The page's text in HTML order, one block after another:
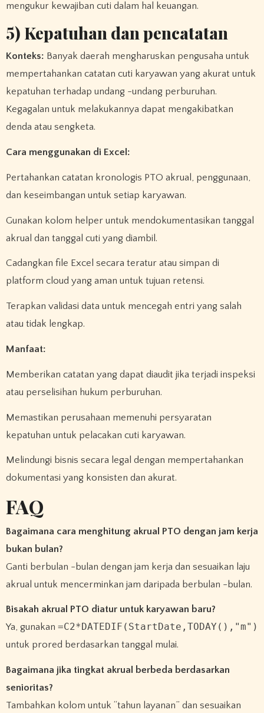
mengukur kewajiban cuti dalam hal keuangan.
5) Kepatuhan dan pencatatan
Konteks: Banyak daerah mengharuskan pengusaha untuk
mempertahankan catatan cuti karyawan yang akurat untuk
kepatuhan terhadap undang -undang perburuhan.
Kegagalan untuk melakukannya dapat mengakibatkan
denda atau sengketa.
Cara menggunakan di Excel:
Pertahankan catatan kronologis PTO akrual, penggunaan,
dan keseimbangan untuk setiap karyawan.
Gunakan kolom helper untuk mendokumentasikan tanggal
akrual dan tanggal cuti yang diambil.
Cadangkan file Excel secara teratur atau simpan di
platform cloud yang aman untuk tujuan retensi.
Terapkan validasi data untuk mencegah entri yang salah
atau tidak lengkap.
Manfaat:
Memberikan catatan yang dapat diaudit jika terjadi inspeksi
atau perselisihan hukum perburuhan.
Memastikan perusahaan memenuhi persyaratan
kepatuhan untuk pelacakan cuti karyawan.
Melindungi bisnis secara legal dengan mempertahankan
dokumentasi yang konsisten dan akurat.
FAQ
Bagaimana cara menghitung akrual PTO dengan jam kerja
bukan bulan?
Ganti berbulan -bulan dengan jam kerja dan sesuaikan laju
akrual untuk mencerminkan jam daripada berbulan -bulan.
Bisakah akrual PTO diatur untuk karyawan baru?
Ya, gunakan =C2*DATEDIF(StartDate,TODAY(),"m")
untuk prored berdasarkan tanggal mulai.
Bagaimana jika tingkat akrual berbeda berdasarkan
senioritas?
Tambahkan kolom untuk “tahun layanan” dan sesuaikan